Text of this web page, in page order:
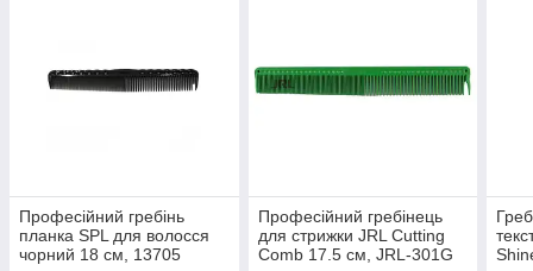
Професійний гребінь
планка SPL для волосся
чорний 18 см, 13705
Професійний гребінець
для стрижки JRL Cutting
Comb 17.5 см, JRL-301G